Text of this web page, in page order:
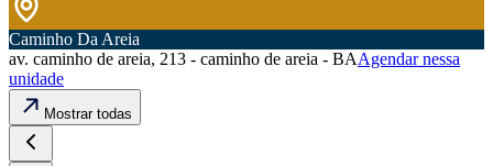
Caminho Da Areia
av. caminho de areia, 213 - caminho de areia - BAAgendar nessa
unidade
Mostrar todas